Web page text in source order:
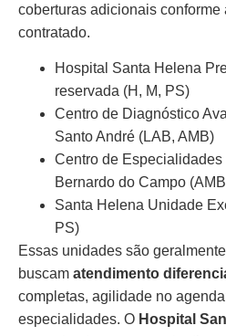
coberturas adicionais conforme
contratado.
Hospital Santa Helena
reservada (H, M, PS)
Centro de Diagnóstico
Santo André (LAB, AMB)
Centro de
Bernardo do Campo
Santa Helena Unidade
PS)
Essas unidades são
buscam atendimento
completas, agilidade no
especialidades. O Hospital